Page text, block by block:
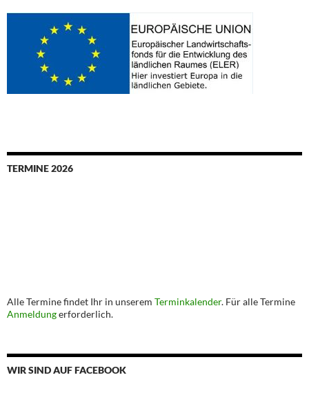
TERMINE 2026
Alle Termine findet Ihr in unserem Terminkalender. Für alle Termine
Anmeldungerforderlich.
WIR SIND AUF FACEBOOK